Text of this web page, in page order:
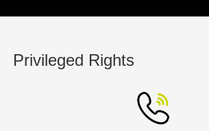
Privileged Rights